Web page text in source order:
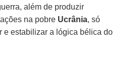
além de produzir
na pobre Ucrânia, só
e estabilizar a lógica bélica do